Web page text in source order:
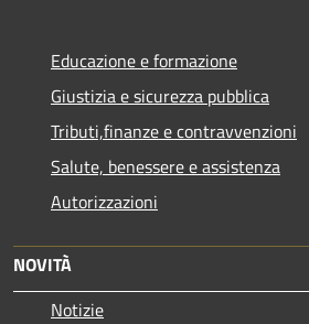
Educazione e formazione
Giustizia e sicurezza pubblica
Tributi,finanze e contravvenzioni
Salute, benessere e assistenza
Autorizzazioni
NOVITÀ
Notizie